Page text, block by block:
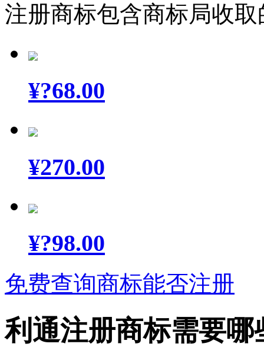
注册商标包含商标局收
¥?68.00
¥270.00
¥?98.00
免费查询商标能否注册
利通注册商标需要哪